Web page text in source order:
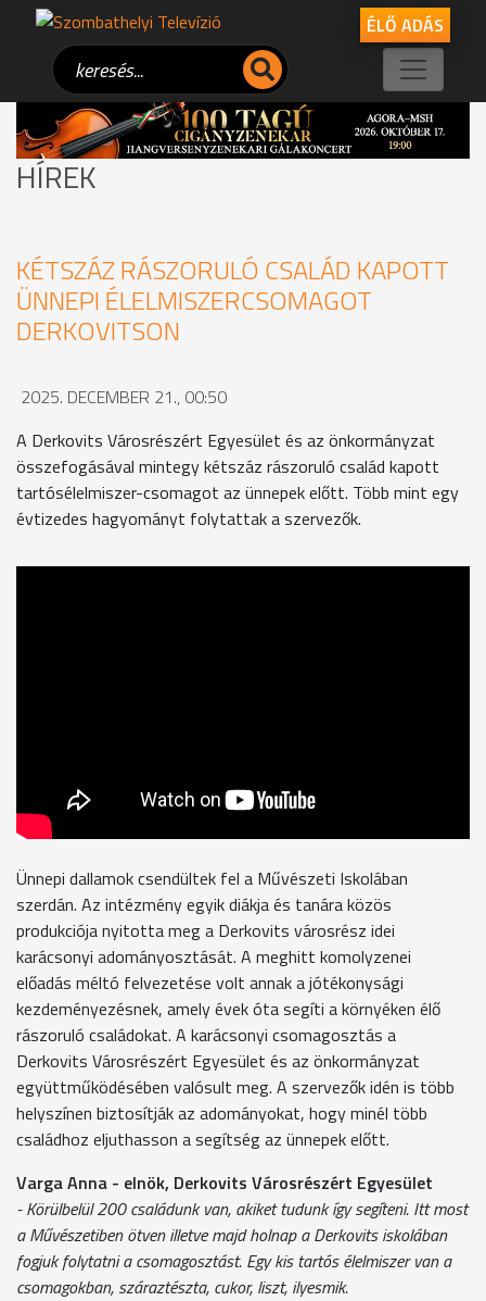
ÉLŐ ADÁS
HÍREK
KÉTSZÁZ RÁSZORULÓ CSALÁD KAPOTT
ÜNNEPI ÉLELMISZERCSOMAGOT
DERKOVITSON
2025. DECEMBER 21., 00:50
A Derkovits Városrészért Egyesület és az önkormányzat
összefogásával mintegy kétszáz rászoruló család kapott
tartósélelmiszer-csomagot az ünnepek előtt. Több mint egy
évtizedes hagyományt folytattak a szervezők.
Ünnepi dallamok csendültek fel a Művészeti Iskolában
szerdán. Az intézmény egyik diákja és tanára közös
produkciója nyitotta meg a Derkovits városrész idei
karácsonyi adományosztását. A meghitt komolyzenei
előadás méltó felvezetése volt annak a jótékonysági
kezdeményezésnek, amely évek óta segíti a környéken élő
rászoruló családokat. A karácsonyi csomagosztás a
Derkovits Városrészért Egyesület és az önkormányzat
együttműködésében valósult meg. A szervezők idén is több
helyszínen biztosítják az adományokat, hogy minél több
családhoz eljuthasson a segítség az ünnepek előtt.
Varga Anna - elnök, Derkovits Városrészért Egyesület
- Körülbelül 200 családunk van, akiket tudunk így segíteni. Itt most
a Művészetiben ötven illetve majd holnap a Derkovits iskolában
fogjuk folytatni a csomagosztást. Egy kis tartós élelmiszer van a
csomagokban, száraztészta, cukor, liszt, ilyesmik.